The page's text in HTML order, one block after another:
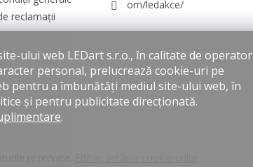
ului web LEDart s.r.o., în calitate de operator
personal, prelucrează cookie-uri pe
pentru a îmbunătăți mediul site-ului web, în
și pentru publicitate direcționată.
.
reclamații
om/ledakce/
rezervate.